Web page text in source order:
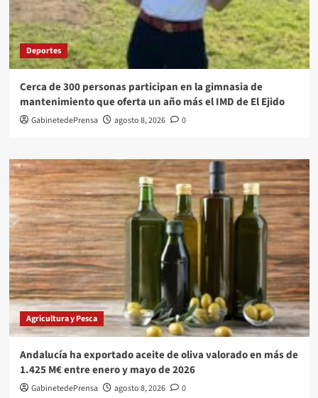
Deportes
Cerca de 300 personas participan en la gimnasia de
mantenimiento que oferta un año más el IMD de El Ejido
GabinetedePrensa agosto 8, 2026 0
Agricultura y Pesca
Andalucía ha exportado aceite de oliva valorado en más de
1.425 M€ entre enero y mayo de 2026
GabinetedePrensa agosto 8, 2026 0